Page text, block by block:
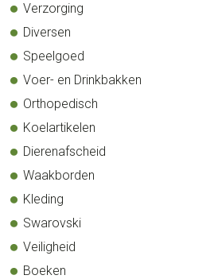
Verzorging
Diversen
Speelgoed
Voer- en Drinkbakken
Orthopedisch
Koelartikelen
Dierenafscheid
Waakborden
Kleding
Swarovski
Veiligheid
Boeken